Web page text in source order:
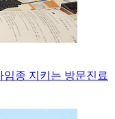
임종 지키는 방문진료